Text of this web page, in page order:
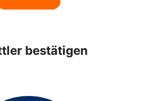
bestätigen